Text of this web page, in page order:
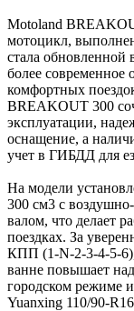
Motoland
мотоцикл,
стала обновленной
более современное
комфортных
BREAKOUT 300
эксплуатации,
оснащение, а
учет в ГИБДД для
На модели
300 см3 с
валом, что делает
поездках. За
КПП (1-N-2-3-4-5-6),
ванне повышает
городском режиме
Yuanxing 110/90-